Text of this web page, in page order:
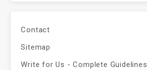
Contact
Sitemap
Write for Us - Complete Guidelines